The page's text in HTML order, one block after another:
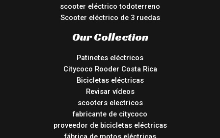
scooter eléctrico todoterreno
Scooter eléctrico de 3 ruedas
Our Collection
Patinetes eléctricos
Citycoco Rooder Costa Rica
Bicicletas eléctricas
Revisar vídeos
scooters electricos
fabricante de citycoco
proveedor de bicicletas eléctricas